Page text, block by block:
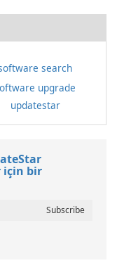
search
upgrade
updatestar
için bir